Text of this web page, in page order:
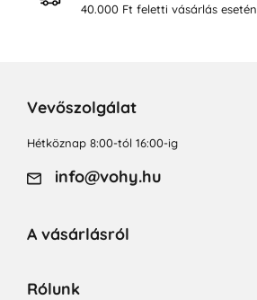
40.000 Ft feletti vásárlás esetén
Vevőszolgálat
Hétköznap 8:00-tól 16:00-ig
info@vohy.hu
A vásárlásról
Rólunk